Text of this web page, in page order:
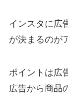
インスタに広
が決まるのが
ポイントは広
広告から商品